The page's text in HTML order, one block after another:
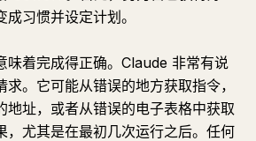
习惯并设定计划。
味着完成得正确。Claude 非常有说
。它可能从错误的地方获取指令，
地址，或者从错误的电子表格中获取
，尤其是在最初几次运行之后。任何